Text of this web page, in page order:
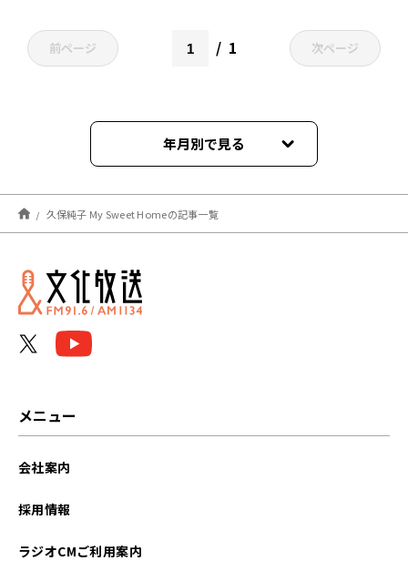
前ページ 1 次ページ
年月別で見る
2026年03月
2025年03月
2025年02月
久保純子 My Sweet Homeの記事一覧
メニュー
会社案内
採用情報
ラジオCMご利用案内